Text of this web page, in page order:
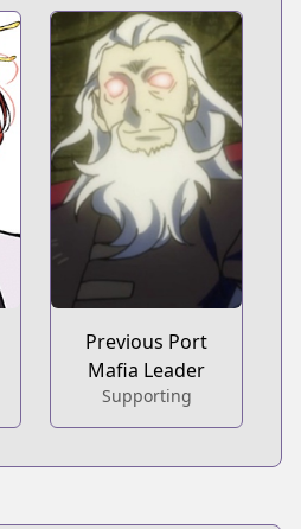
Previous Port
Mafia Leader
Supporting